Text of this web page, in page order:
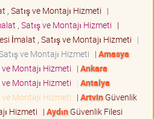
, Satış ve Montajı Hizmeti |
, Satış ve Montajı Hizmeti |
İmalat , Satış ve Montajı Hizmeti |
ve Montajı Hizmeti | Amasya
Montajı Hizmeti | Ankara
Montajı Hizmeti | Antalya
Montajı Hizmeti | ArtvinGüvenlik
Hizmeti | AydınGüvenlik Filesi